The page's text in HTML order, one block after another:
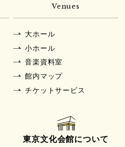
Venues
大ホール
小ホール
音楽資料室
館内マップ
チケットサービス
東京文化会館について